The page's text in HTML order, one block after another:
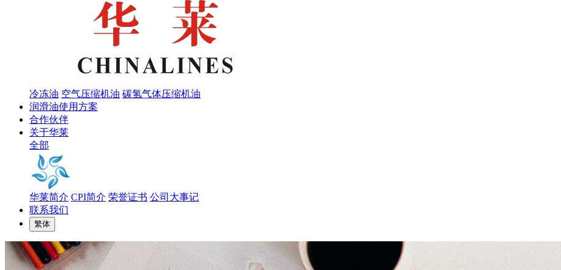
冷冻油 空气压缩机油 碳氢气体压缩机油
润滑油使用方案
合作伙伴
关于华莱
全部
华莱简介 CPI简介 荣誉证书 公司大事记
联系我们
繁体